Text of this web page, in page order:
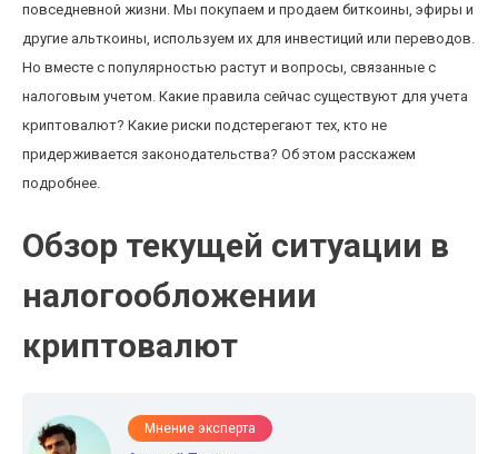
повседневной жизни. Мы покупаем и продаем биткоины, эфиры и
другие альткоины, используем их для инвестиций или переводов.
Но вместе с популярностью растут и вопросы, связанные с
налоговым учетом. Какие правила сейчас существуют для учета
криптовалют? Какие риски подстерегают тех, кто не
придерживается законодательства? Об этом расскажем
подробнее.
Обзор текущей ситуации в
налогообложении
криптовалют
Мнение эксперта